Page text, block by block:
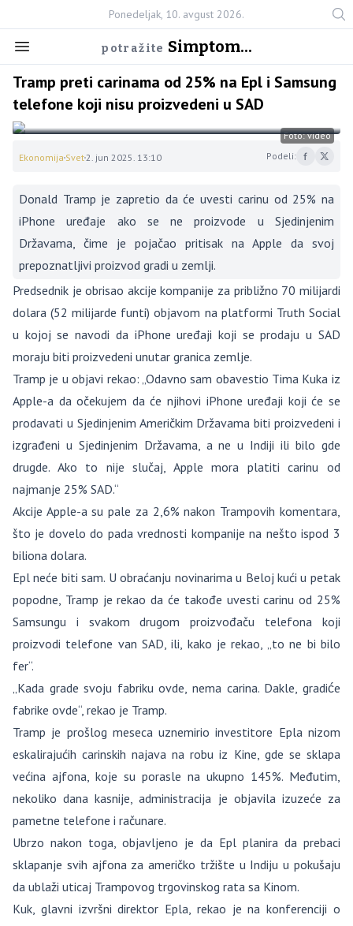
Ponedeljak, 10. avgust 2026.
potražite Simptom...
Tramp preti carinama od 25% na Epl i Samsung
telefone koji nisu proizvedeni u SAD
Foto: video
Ekonomija Svet2. jun 2025. 13:10 Podeli:
Donald Tramp je zapretio da će uvesti carinu od 25% na
iPhone uređaje ako se ne proizvode u Sjedinjenim
Državama, čime je pojačao pritisak na Apple da svoj
prepoznatljivi proizvod gradi u zemlji.
Predsednik je obrisao akcije kompanije za približno 70 milijardi
dolara (52 milijarde funti) objavom na platformi Truth Social
u kojoj se navodi da iPhone uređaji koji se prodaju u SAD
moraju biti proizvedeni unutar granica zemlje.
Tramp je u objavi rekao: „Odavno sam obavestio Tima Kuka iz
Apple-a da očekujem da će njihovi iPhone uređaji koji će se
prodavati u Sjedinjenim Američkim Državama biti proizvedeni i
izgrađeni u Sjedinjenim Državama, a ne u Indiji ili bilo gde
drugde. Ako to nije slučaj, Apple mora platiti carinu od
najmanje 25% SAD.“
Akcije Apple-a su pale za 2,6% nakon Trampovih komentara,
što je dovelo do pada vrednosti kompanije na nešto ispod 3
biliona dolara.
Epl neće biti sam. U obraćanju novinarima u Beloj kući u petak
popodne, Tramp je rekao da će takođe uvesti carinu od 25%
Samsungu i svakom drugom proizvođaču telefona koji
proizvodi telefone van SAD, ili, kako je rekao, „to ne bi bilo
fer“.
„Kada grade svoju fabriku ovde, nema carina. Dakle, gradiće
fabrike ovde“, rekao je Tramp.
Tramp je prošlog meseca uznemirio investitore Epla nizom
eskalirajućih carinskih najava na robu iz Kine, gde se sklapa
većina ajfona, koje su porasle na ukupno 145%. Međutim,
nekoliko dana kasnije, administracija je objavila izuzeće za
pametne telefone i računare.
Ubrzo nakon toga, objavljeno je da Epl planira da prebaci
sklapanje svih ajfona za američko tržište u Indiju u pokušaju
da ublaži uticaj Trampovog trgovinskog rata sa Kinom.
Kuk, glavni izvršni direktor Epla, rekao je na konferenciji o